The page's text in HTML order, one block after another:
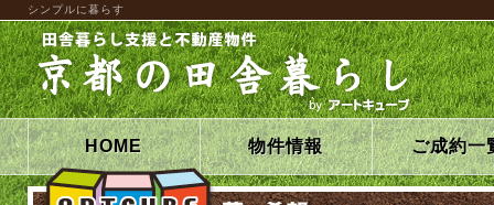
シンプルに暮らす
HOME 物件情報 ご成約一